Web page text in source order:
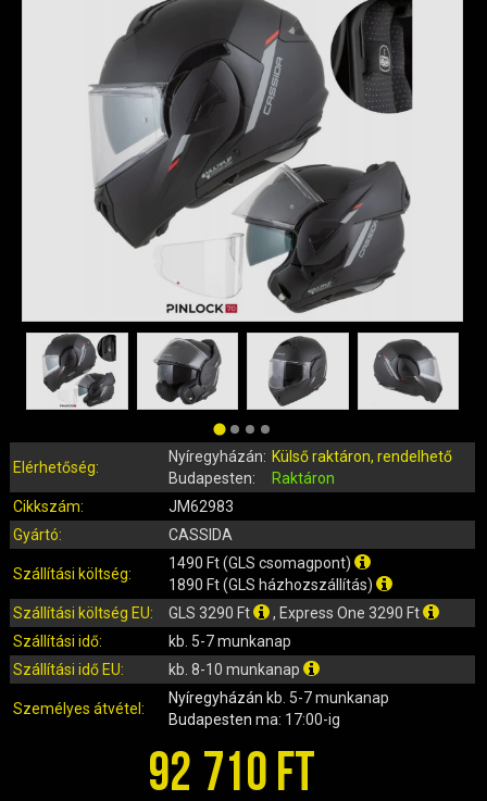
ROBBANÓMOTOROS KERÉKPÁR ALKATRÉSZEK
SIMSON ALKATRÉSZEK
AKKUMULÁTOR (ROBOGÓ, MOPED, QUAD)
BERÚGÓ ALKATRÉSZEK (ROBOGÓ, MOPED, QUAD)
BOWDENEK, SPIRÁLOK
CSAPÁGYAK, SZIMERINGEK
DOBOZOK, BOXOK, CSOMAGTARTÓK
DONGÓ MOTOR ALKATRÉSZEK
ELEKTROMOS KERÉKPÁR ALKATRÉSZEK
FÉKRENDSZER ÉS ALKATRÉSZEI
FELNI (MOTOR, QUAD)
GUMIK, BELSŐK (ROBOGÓ, QUAD, MOPED)
IDOMOK, BURKOLATOK, ÜLÉSEK
IZZÓ (ROBOGÓ, QUAD, MOTOR)
KARBURÁTOROK ÉS ALKATRÉSZEIK
KENŐANYAGOK, TISZTÍTÓK, ÁPOLÓK
KIEGÉSZÍTŐK
KILÓMÉTERÓRA ÉS ALKATRÉSZEI
KIPUFOGÓK ÉS TARTOZÉKAIK
KORMÁNY ÉS ALKATRÉSZEI
KXD QUAD ÉS DIRT BIKE ALKATRÉSZEK
LÁMPÁK, BÚRÁK
LÁNCKEREKEK, LÁNCOK
Elérhetőség:
Nyíregyházán: Külső raktáron, rendelhető
Budapesten:
Raktáron
Cikkszám:
JM62983
Gyártó:
CASSIDA
Szállítási költség:
1490 Ft (GLS csomagpont)
1890 Ft (GLS házhozszállítás)
Szállítási költség EU:
GLS 3290 Ft
, Express One 3290 Ft
Szállítási idő:
kb. 5-7 munkanap
Szállítási idő EU:
kb. 8-10 munkanap
Személyes átvétel:
Nyíregyházán kb. 5-7 munkanap
Budapesten ma: 17:00-ig
92 710 FT